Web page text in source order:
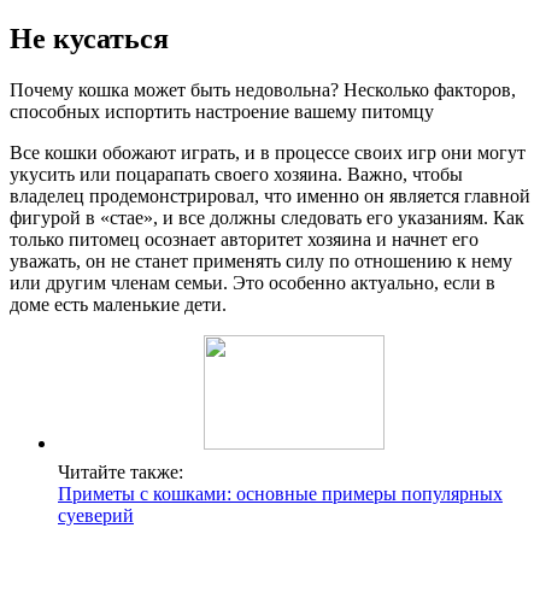
Не кусаться
Почему кошка может быть недовольна? Несколько факторов,
способных испортить настроение вашему питомцу
Все кошки обожают играть, и в процессе своих игр они могут
укусить или поцарапать своего хозяина. Важно, чтобы
владелец продемонстрировал, что именно он является главной
фигурой в «стае», и все должны следовать его указаниям. Как
только питомец осознает авторитет хозяина и начнет его
уважать, он не станет применять силу по отношению к нему
или другим членам семьи. Это особенно актуально, если в
доме есть маленькие дети.
Читайте также:
Приметы с кошками: основные примеры популярных
суеверий